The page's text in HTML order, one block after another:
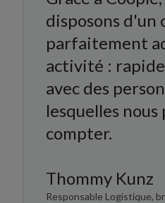
disposons d'un
parfaitement
activité :
avec des
lesquelles nous
compter.
Thommy Kunz
Responsable Logistique,